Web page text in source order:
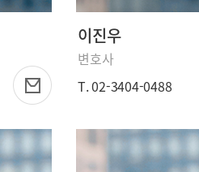
이진우
변호사
T. 02-3404-0488